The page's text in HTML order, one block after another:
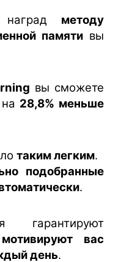
наград методу
памятивы
вы сможете
28,8% меньше
таким легким.
подобранные
.
гарантируют
мотивируют вас
день.